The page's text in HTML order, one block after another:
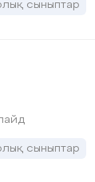
сыныптар
сыныптар